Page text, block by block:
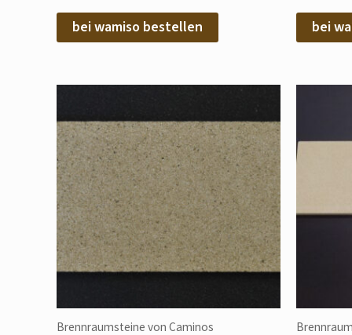
bei wamiso bestellen bei
Brennraumsteine von Caminos